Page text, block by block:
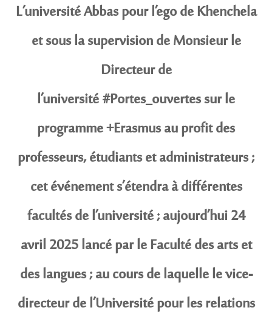
L’université Abbas pour l’ego de Khenchela
et sous la supervision de Monsieur le
Directeur de
l’université #Portes_ouvertes sur le
programme +Erasmus au profit des
professeurs, étudiants et administrateurs ;
cet événement s’étendra à différentes
facultés de l’université ; aujourd’hui 24
avril 2025 lancé par le Faculté des arts et
des langues ; au cours de laquelle le vice-
directeur de l’Université pour les relations